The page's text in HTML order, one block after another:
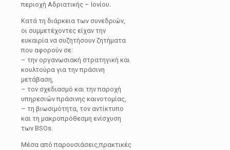
περιοχή Αδριατικής – Ιονίου.
Κατά τη διάρκεια των συνεδριών,
οι συμμετέχοντες είχαν την
ευκαιρία να συζητήσουν ζητήματα
που αφορούν σε:
– την οργανωσιακή στρατηγική και
κουλτούρα για την πράσινη
μετάβαση,
– τον σχεδιασμό και την παροχή
υπηρεσιών πράσινης καινοτομίας,
– τη βιωσιμότητα, τον αντίκτυπο
και τη μακροπρόθεσμη ενίσχυση
των BSOs.
Μέσα από παρουσιάσεις,πρακτικές